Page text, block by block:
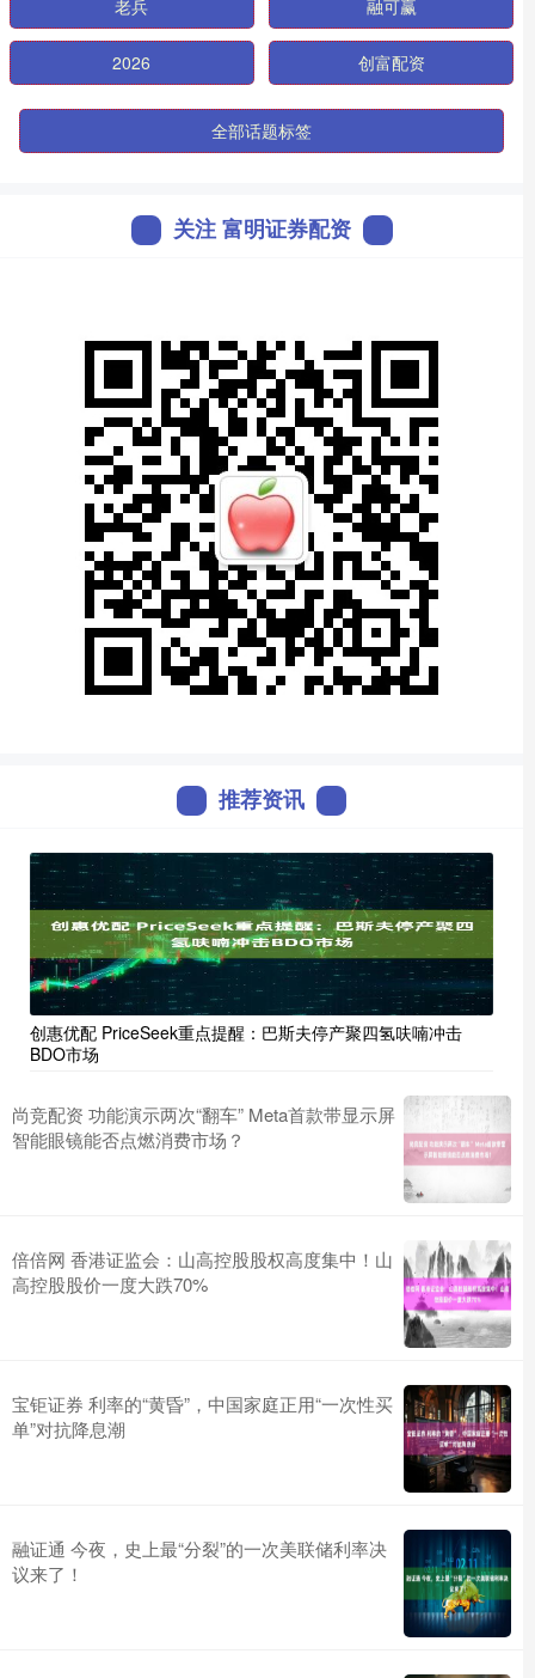
老兵 融可赢
2026 创富配资
全部话题标签
关注 富明证券配资
推荐资讯
创惠优配 PriceSeek重点提醒：巴斯夫停产聚四氢呋喃冲击
BDO市场
尚竞配资 功能演示两次“翻车” Meta首款带显示屏
智能眼镜能否点燃消费市场？
倍倍网 香港证监会：山高控股股权高度集中！山
高控股股价一度大跌70%
宝钜证券 利率的“黄昏”，中国家庭正用“一次性买
单”对抗降息潮
融证通 今夜，史上最“分裂”的一次美联储利率决
议来了！